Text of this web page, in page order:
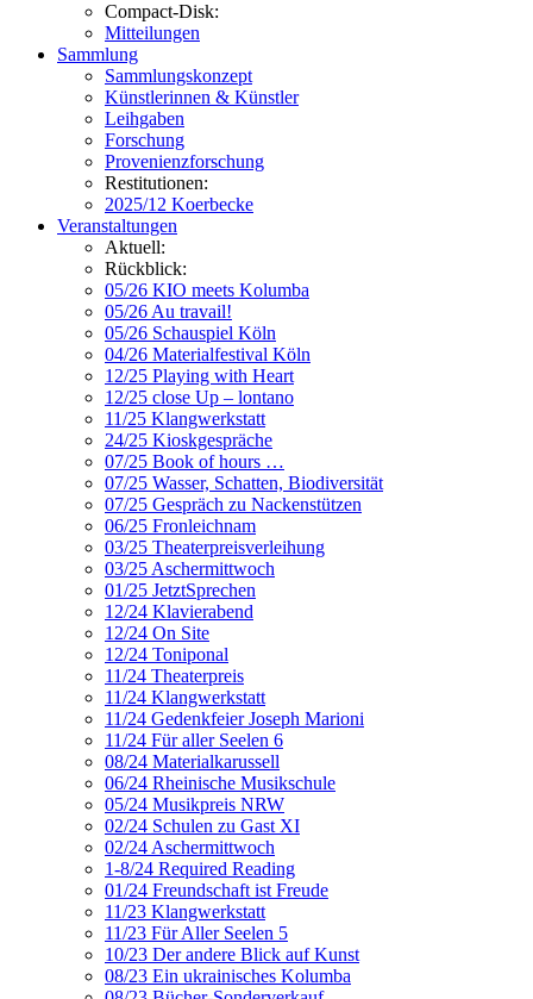
Compact-Disk:
Mitteilungen
Sammlung
Sammlungskonzept
Künstlerinnen & Künstler
Leihgaben
Forschung
Provenienzforschung
Restitutionen:
2025/12 Koerbecke
Veranstaltungen
Aktuell:
Rückblick:
05/26 KIO meets Kolumba
05/26 Au travail!
05/26 Schauspiel Köln
04/26 Materialfestival Köln
12/25 Playing with Heart
12/25 close Up – lontano
11/25 Klangwerkstatt
24/25 Kioskgespräche
07/25 Book of hours …
07/25 Wasser, Schatten, Biodiversität
07/25 Gespräch zu Nackenstützen
06/25 Fronleichnam
03/25 Theaterpreisverleihung
03/25 Aschermittwoch
01/25 JetztSprechen
12/24 Klavierabend
12/24 On Site
12/24 Toniponal
11/24 Theaterpreis
11/24 Klangwerkstatt
11/24 Gedenkfeier Joseph Marioni
11/24 Für aller Seelen 6
08/24 Materialkarussell
06/24 Rheinische Musikschule
05/24 Musikpreis NRW
02/24 Schulen zu Gast XI
02/24 Aschermittwoch
1-8/24 Required Reading
01/24 Freundschaft ist Freude
11/23 Klangwerkstatt
11/23 Für Aller Seelen 5
10/23 Der andere Blick auf Kunst
08/23 Ein ukrainisches Kolumba